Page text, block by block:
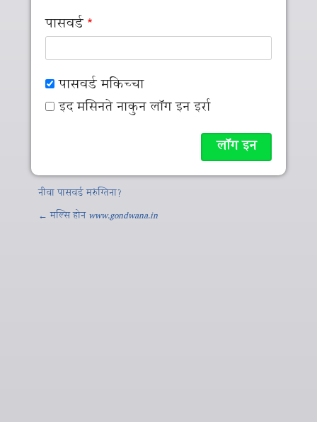
पासवर्ड
पासवर्ड मकिच्‍चा
इद मसिनते नाकुन लॉग इन इर्रा
नीवा पासवर्ड मरुंग्तिना?
← मल्‍सि होन www.gondwana.in